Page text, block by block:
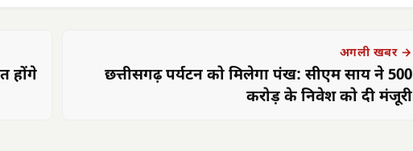
होंगे
अगली खबर →
छत्तीसगढ़ पर्यटन को मिलेगा पंख: सीएम साय ने 500
करोड़ के निवेश को दी मंजूरी